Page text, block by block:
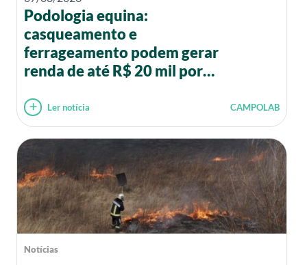
Podologia equina:
casqueamento e
ferrageamento podem gerar
renda de até R$ 20 mil por
Ler notícia CAMPOLAB
Notícias